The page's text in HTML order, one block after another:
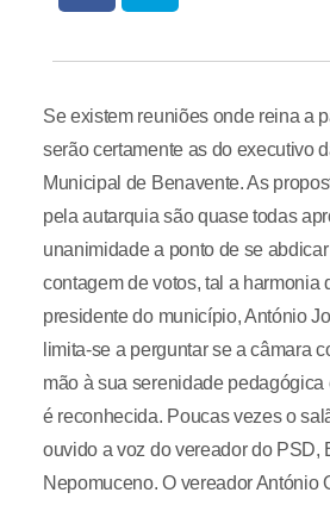
Se existem reuniões onde reina a
serão certamente as do executivo
Municipal de Benavente. As
pela autarquia são quase todas
unanimidade a ponto de se
contagem de votos, tal a harmonia
presidente do município, António
limita-se a perguntar se a câmara
mão à sua serenidade
é reconhecida. Poucas vezes o
ouvido a voz do vereador do PSD,
Nepomuceno. O vereador António